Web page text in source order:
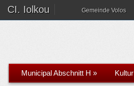
CI. Iolkou Gemeinde Volos
Municipal Abschnitt H » Kultur